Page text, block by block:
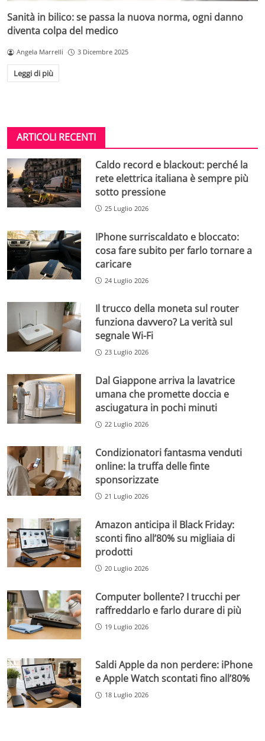
Sanità in bilico: se passa la nuova norma, ogni danno
diventa colpa del medico
Angela Marrelli 3 Dicembre 2025
Leggi di più
ARTICOLI RECENTI
Caldo record e blackout: perché la
rete elettrica italiana è sempre più
sotto pressione
25 Luglio 2026
IPhone surriscaldato e bloccato:
cosa fare subito per farlo tornare a
caricare
24 Luglio 2026
Il trucco della moneta sul router
funziona davvero? La verità sul
segnale Wi-Fi
23 Luglio 2026
Dal Giappone arriva la lavatrice
umana che promette doccia e
asciugatura in pochi minuti
22 Luglio 2026
Condizionatori fantasma venduti
online: la truffa delle finte
sponsorizzate
21 Luglio 2026
Amazon anticipa il Black Friday:
sconti fino all’80% su migliaia di
prodotti
20 Luglio 2026
Computer bollente? I trucchi per
raffreddarlo e farlo durare di più
19 Luglio 2026
Saldi Apple da non perdere: iPhone
e Apple Watch scontati fino all’80%
18 Luglio 2026